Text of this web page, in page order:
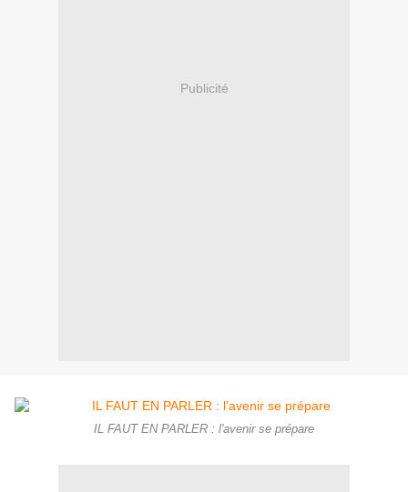
Publicité
IL FAUT EN PARLER : l'avenir se prépare